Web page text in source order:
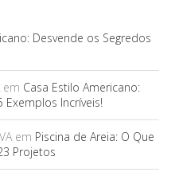
Desvende os Segredos
em Casa Estilo Americano:
Exemplos Incríveis!
em Piscina de Areia: O Que
Projetos